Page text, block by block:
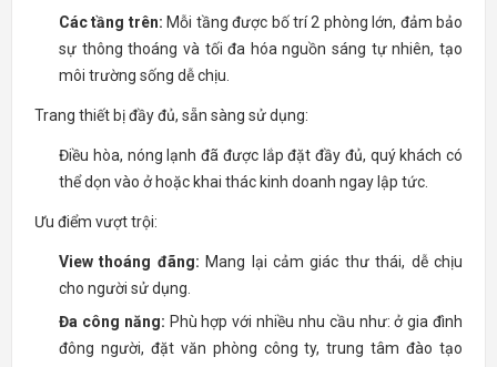
Các tầng trên: Mỗi tầng được bố trí 2 phòng lớn, đảm bảo
sự thông thoáng và tối đa hóa nguồn sáng tự nhiên, tạo
môi trường sống dễ chịu.
Trang thiết bị đầy đủ, sẵn sàng sử dụng:
Điều hòa, nóng lạnh đã được lắp đặt đầy đủ, quý khách có
thể dọn vào ở hoặc khai thác kinh doanh ngay lập tức.
Ưu điểm vượt trội:
View thoáng đãng: Mang lại cảm giác thư thái, dễ chịu
cho người sử dụng.
Đa công năng: Phù hợp với nhiều nhu cầu như: ở gia đình
đông người, đặt văn phòng công ty, trung tâm đào tạo